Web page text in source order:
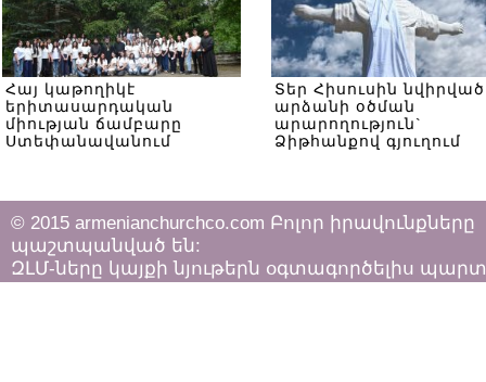
Հայ կաթողիկէ
երիտասարդական
միության ճամբարը
Ստեփանավանում
Տեր Հիսուսին նվիրված
արձանի օծման
արարողություն`
Ձիթհանքով գյուղում
© 2015 armenianchurchco.com Բոլոր իրավունքները
պաշտպանված են:
ԶԼՄ-ները կայքի նյութերն օգտագործելիս